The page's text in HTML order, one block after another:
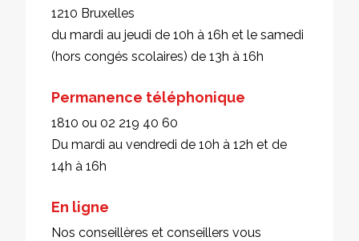
1210 Bruxelles
du mardi au jeudi de 10h à 16h et le samedi
(hors congés scolaires) de 13h à 16h
Permanence téléphonique
1810 ou 02 219 40 60
Du mardi au vendredi de 10h à 12h et de
14h à 16h
En ligne
Nos conseillères et conseillers vous